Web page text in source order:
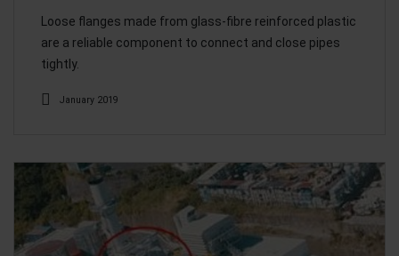
Loose flanges made from glass-fibre reinforced plastic
are a reliable component to connect and close pipes
tightly.
January 2019